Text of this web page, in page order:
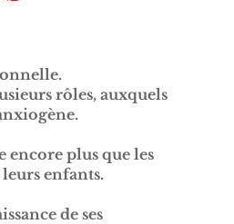
rôles, auxquels
encore plus que les
enfants.
de ses